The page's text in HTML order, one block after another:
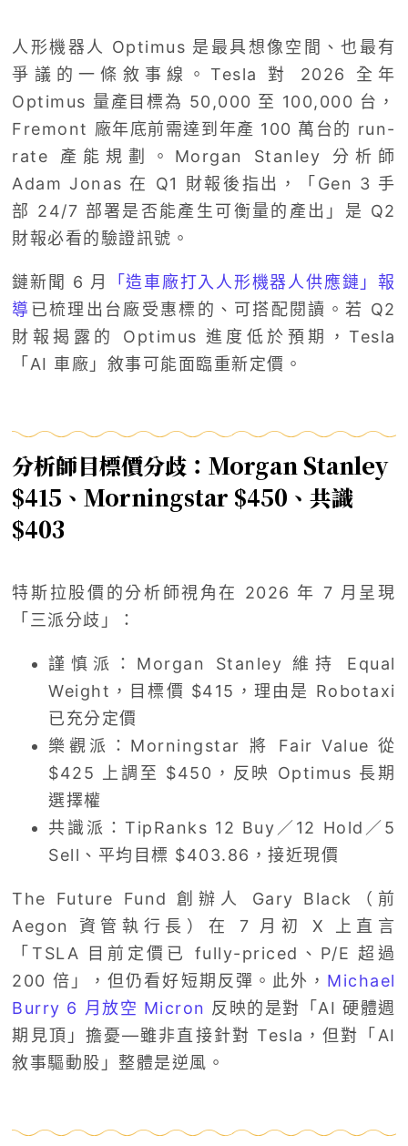
人形機器人 Optimus 是最具想像空間、也最有
爭議的一條敘事線。Tesla 對 2026 全年
Optimus 量產目標為 50,000 至 100,000 台，
Fremont 廠年底前需達到年產 100 萬台的 run-
rate 產能規劃。Morgan Stanley 分析師
Adam Jonas 在 Q1 財報後指出，「Gen 3 手
部 24/7 部署是否能產生可衡量的產出」是 Q2
財報必看的驗證訊號。
鏈新聞 6 月
「造車廠打入人形機器人供應鏈」報
導 已梳理出台廠受惠標的、可搭配閱讀。若 Q2
財報揭露的 Optimus 進度低於預期，Tesla
「AI 車廠」敘事可能面臨重新定價。
分析師目標價分歧：Morgan Stanley
$415、Morningstar $450、共識
$403
特斯拉股價的分析師視角在 2026 年 7 月呈現
「三派分歧」：
謹慎派：Morgan Stanley 維持 Equal
Weight，目標價 $415，理由是 Robotaxi
已充分定價
樂觀派：Morningstar 將 Fair Value 從
$425 上調至 $450，反映 Optimus 長期
選擇權
共識派：TipRanks 12 Buy／12 Hold／5
Sell、平均目標 $403.86，接近現價
The Future Fund 創辦人 Gary Black（前
Aegon 資管執行長）在 7 月初 X 上直言
「TSLA 目前定價已 fully-priced、P/E 超過
200 倍」，但仍看好短期反彈。此外， Michael
Burry 6 月放空 Micron 反映的是對「AI 硬體週
期見頂」擔憂—雖非直接針對 Tesla，但對「AI
敘事驅動股」整體是逆風。